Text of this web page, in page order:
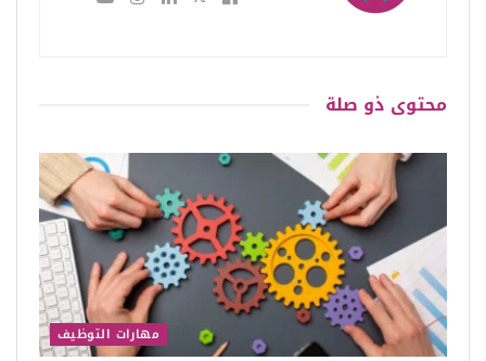
محتوى ذو صلة
مهارات التوظيف